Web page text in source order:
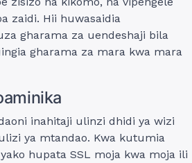
zaidi. Hii huwasaidia
gharama za uendeshaji bila
gharama za mara kwa mara
inahitaji ulinzi dhidi ya wizi
ya mtandao. Kwa kutumia
hupata SSL moja kwa moja ili